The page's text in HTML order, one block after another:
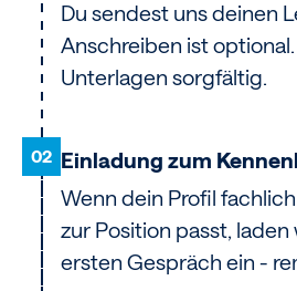
Du sendest uns deinen
Anschreiben ist
Unterlagen sorgfältig.
02 Einladung zum
Wenn dein Profil
zur Position passt,
ersten Gespräch ein -